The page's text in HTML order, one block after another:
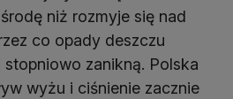
niż rozmyje się nad
co opady deszczu
zanikną. Polska
wyżu i ciśnienie zacznie